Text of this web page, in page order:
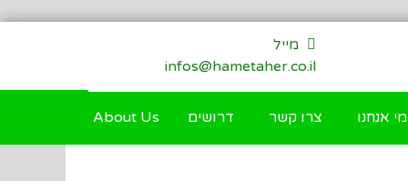
מייל
infos@hametaher.co.il
מי אנחנו צרו קשר דרושים About Us